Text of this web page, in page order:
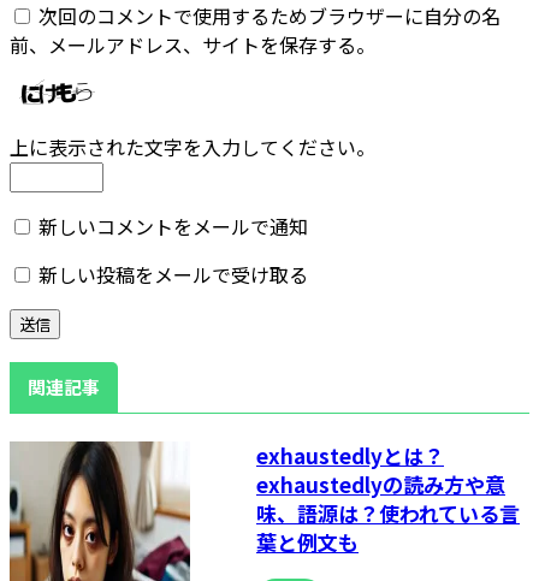
次回のコメントで使用するためブラウザーに自分の名
前、メールアドレス、サイトを保存する。
上に表示された文字を入力してください。
新しいコメントをメールで通知
新しい投稿をメールで受け取る
関連記事
exhaustedlyとは？
exhaustedlyの読み方や意
味、語源は？使われている言
葉と例文も